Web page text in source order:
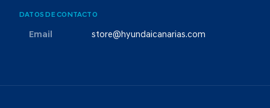
DATOS DE CONTACTO
Email store@hyundaicanarias.com